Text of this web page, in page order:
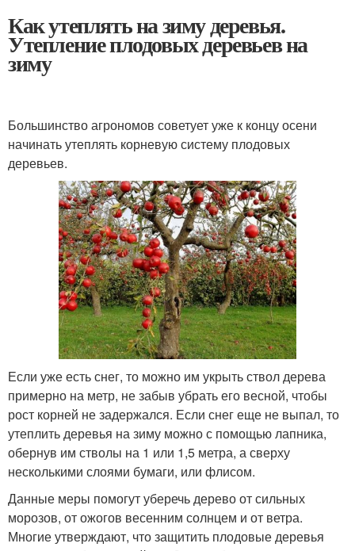
Как утеплять на зиму деревья.
Утепление плодовых деревьев на
зиму
Большинство агрономов советует уже к концу осени
начинать утеплять корневую систему плодовых
деревьев.
Если уже есть снег, то можно им укрыть ствол дерева
примерно на метр, не забыв убрать его весной, чтобы
рост корней не задержался. Если снег еще не выпал, то
утеплить деревья на зиму можно с помощью лапника,
обернув им стволы на 1 или 1,5 метра, а сверху
несколькими слоями бумаги, или флисом.
Данные меры помогут уберечь дерево от сильных
морозов, от ожогов весенним солнцем и от ветра.
Многие утверждают, что защитить плодовые деревья